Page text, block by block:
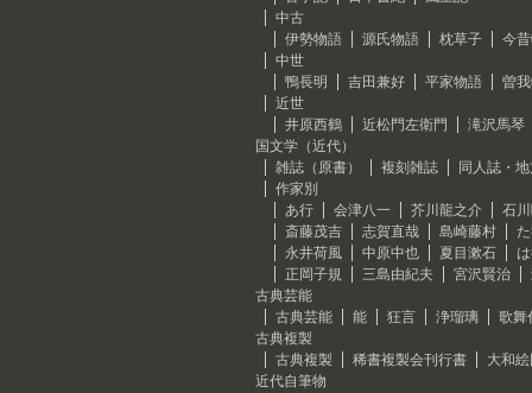
中古
伊勢物語
源氏物語 枕草子
今
中世
鴨長明
吉田兼好 平家物語
曽
近世
井原西鶴
近松門左衛門
滝沢馬琴
国文学（近代）
雑誌（原書）
複刻雑誌
同人誌・
作家別
あ行
会津八一 芥川龍之介
石
斎藤茂吉
志賀直哉 島崎藤村
永井荷風
中原中也 夏目漱石
正岡子規
三島由紀夫 宮沢賢治
古典芸能
古典芸能
能 狂言 浄瑠璃
歌舞
古典複製
古典複製
稀書複製会刊行書
大和
近代自筆物